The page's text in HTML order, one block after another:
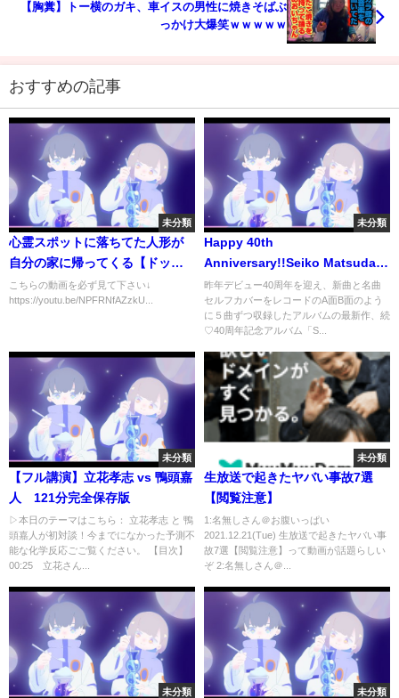
【胸糞】トー横のガキ、車イスの男性に焼きそばぶ
っかけ大爆笑ｗｗｗｗｗ
おすすめの記事
未分類
心霊スポットに落ちてた人形が
自分の家に帰ってくる【ドッキ
リ】
こちらの動画を必ず見て下さい↓
https://youtu.be/NPFRNfAZzkU...
未分類
Happy 40th
Anniversary!!Seiko Matsuda
Concert Tour 2020～2021より
「40th Party」
昨年デビュー40周年を迎え、新曲と名曲
セルフカバーをレコードのA面B面のよう
に５曲ずつ収録したアルバムの最新作、続
♡40周年記念アルバム「S...
未分類
【フル講演】立花孝志 vs 鴨頭嘉
人 121分完全保存版
▷本日のテーマはこちら： 立花孝志 と 鴨
頭嘉人が初対談！今までになかった予測不
能な化学反応ごご覧ください。 【目次】
00:25 立花さん...
未分類
生放送で起きたヤバい事故7選
【閲覧注意】
1:名無しさん＠お腹いっぱい
2021.12.21(Tue) 生放送で起きたヤバい事
故7選【閲覧注意】って動画が話題らしい
ぞ 2:名無しさん＠...
未分類 未分類